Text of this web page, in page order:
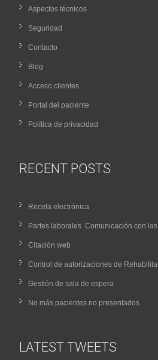
Aspectos técnicos
Seguridad
Contacto
Blog
Acceso clientes
Portal del paciente
Política de privacidad
RECENT POSTS
Receta electrónica
Partes laborales. Comunicación con
Citación web
Control de autorizaciones de
Gestión de sala de espera
No más pacientes no presentados
LATEST TWEETS